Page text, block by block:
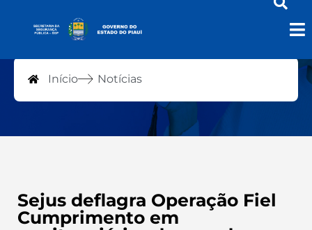
Notícias
Início Notícias
Sejus deflagra Operação Fiel
Cumprimento em